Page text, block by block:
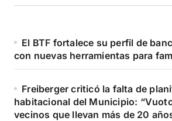
El BTF fortalece su perfil de
con nuevas herramientas para
Freiberger criticó la falta de
habitacional del Municipio:
vecinos que llevan más de 20